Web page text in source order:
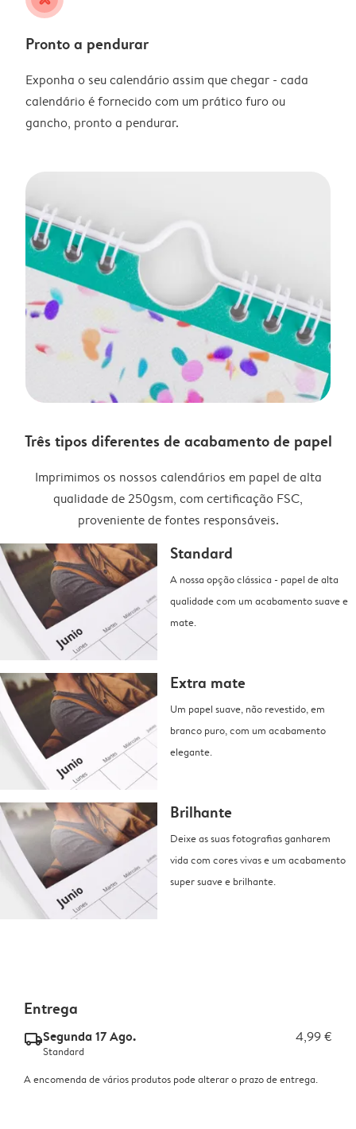
Pronto a pendurar
Exponha o seu calendário assim que chegar - cada
calendário é fornecido com um prático furo ou
gancho, pronto a pendurar.
Três tipos diferentes de acabamento de papel
Imprimimos os nossos calendários em papel de alta
qualidade de 250gsm, com certificação FSC,
proveniente de fontes responsáveis.
Standard
A nossa opção clássica - papel de alta
qualidade com um acabamento suave e
mate.
Extra mate
Um papel suave, não revestido, em
branco puro, com um acabamento
elegante.
Brilhante
Deixe as suas fotografias ganharem
vida com cores vivas e um acabamento
super suave e brilhante.
Entrega
delivery_standard_v2Segunda 17 Ago. 4,99 €
Standard
A encomenda de vários produtos pode alterar o prazo de entrega.